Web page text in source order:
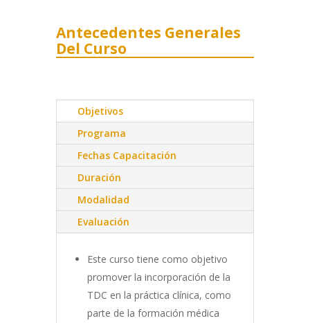
Antecedentes Generales
Del Curso
Objetivos
Programa
Fechas Capacitación
Duración
Modalidad
Evaluación
Este curso tiene como objetivo
promover la incorporación de la
TDC en la práctica clínica, como
parte de la formación médica